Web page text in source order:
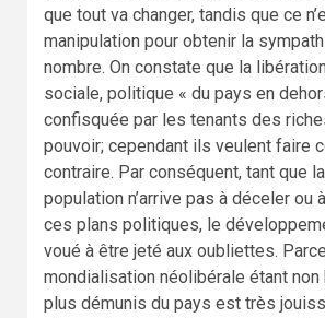
que tout va changer, tandis que ce
manipulation pour obtenir la
nombre. On constate que la
sociale, politique « du pays en
confisquée par les tenants des
pouvoir; cependant ils veulent faire
contraire. Par conséquent, tant que
population n’arrive pas à déceler ou
ces plans politiques, le
voué à être jeté aux oubliettes.
mondialisation néolibérale étant non
plus démunis du pays est très